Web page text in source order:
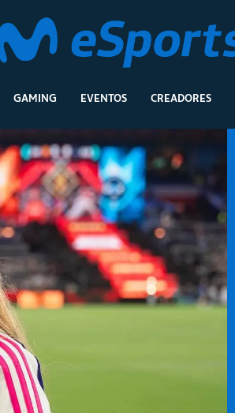
GAMING EVENTOS CREADORES